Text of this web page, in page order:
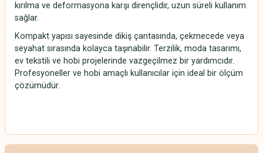
kırılma ve deformasyona karşı dirençlidir, uzun süreli kullanım
sağlar.
Kompakt yapısı sayesinde dikiş çantasında, çekmecede veya
seyahat sırasında kolayca taşınabilir. Terzilik, moda tasarımı,
ev tekstili ve hobi projelerinde vazgeçilmez bir yardımcıdır.
Profesyoneller ve hobi amaçlı kullanıcılar için ideal bir ölçüm
çözümüdür.